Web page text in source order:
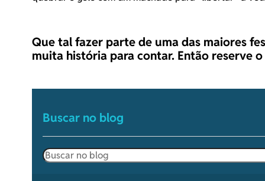
Que tal fazer parte de uma das maiores
muita história para contar. Então reserve
Buscar no blog
Pesquisar